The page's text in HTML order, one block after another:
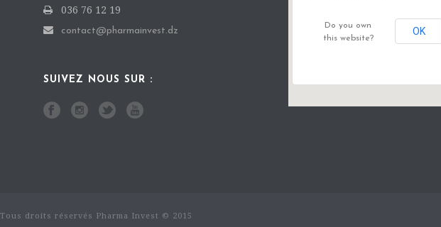
036 76 12 19
contact@pharmainvest.dz
SUIVEZ NOUS SUR :
Do you own
this website?
OK
Tous droits réservés Pharma Invest © 2015